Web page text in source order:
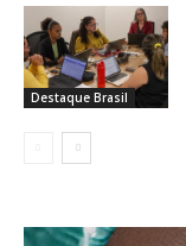
Destaque Brasil